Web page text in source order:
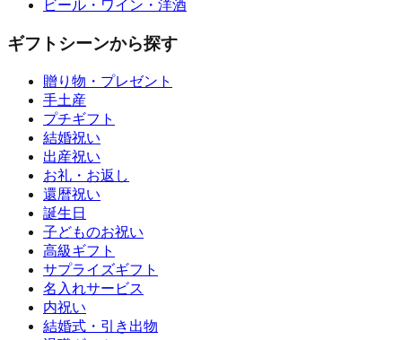
ビール・ワイン・洋酒
ギフトシーンから探す
贈り物・プレゼント
手土産
プチギフト
結婚祝い
出産祝い
お礼・お返し
還暦祝い
誕生日
子どものお祝い
高級ギフト
サプライズギフト
名入れサービス
内祝い
結婚式・引き出物